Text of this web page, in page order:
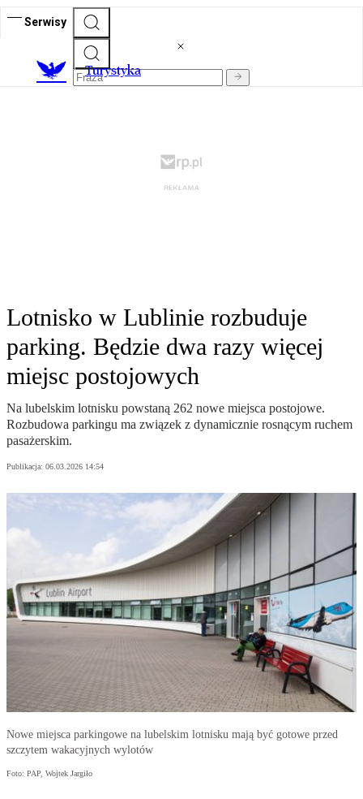
Serwisy
Turystyka
Lotnisko w Lublinie rozbuduje
parking. Będzie dwa razy więcej
miejsc postojowych
Na lubelskim lotnisku powstaną 262 nowe miejsca postojowe.
Rozbudowa parkingu ma związek z dynamicznie rosnącym ruchem
pasażerskim.
Publikacja: 06.03.2026 14:54
Nowe miejsca parkingowe na lubelskim lotnisku mają być gotowe przed
szczytem wakacyjnych wylotów
Foto: PAP, Wojtek Jargiło